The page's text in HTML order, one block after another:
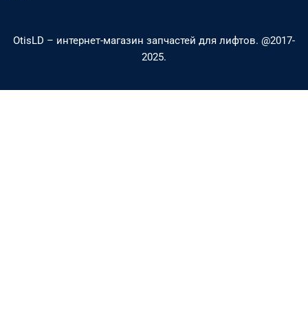
l
e
OtisLD – интернет-магазин запчастей для лифтов. @2017-
2025.